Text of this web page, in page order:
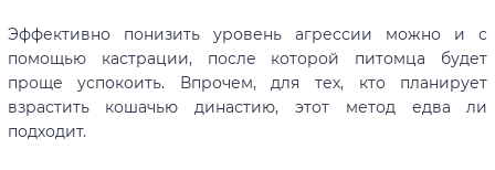
Эффективно понизить уровень агрессии можно и с
помощью кастрации, после которой питомца будет
проще успокоить. Впрочем, для тех, кто планирует
взрастить кошачью династию, этот метод едва ли
подходит.